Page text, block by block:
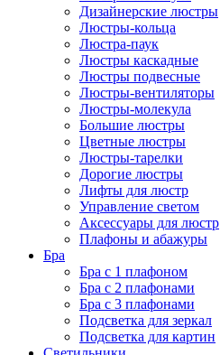
Дизайнерские люстры
Люстры-кольца
Люстра-паук
Люстры каскадные
Люстры подвесные
Люстры-вентиляторы
Люстры-молекула
Большие люстры
Цветные люстры
Люстры-тарелки
Дорогие люстры
Лифты для люстр
Управление светом
Аксессуары для люстр
Плафоны и абажуры
Бра
Бра с 1 плафоном
Бра с 2 плафонами
Бра с 3 плафонами
Подсветка для зеркал
Подсветка для картин